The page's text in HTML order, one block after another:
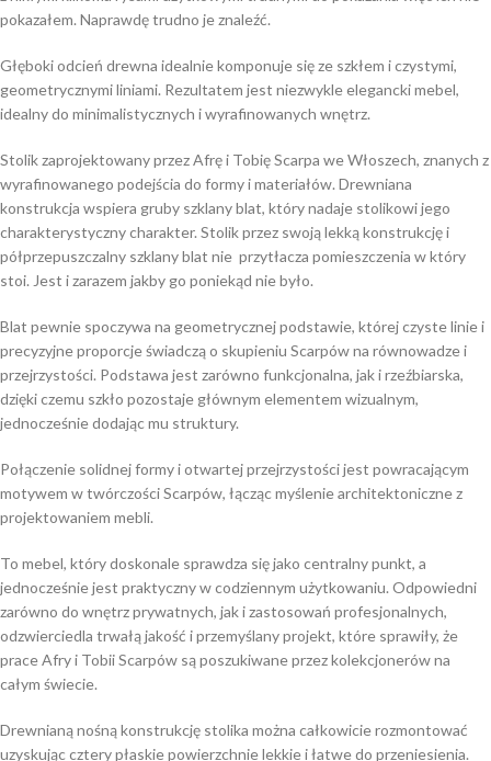
pokazałem. Naprawdę trudno je znaleźć.
Głęboki odcień drewna idealnie komponuje się ze szkłem i czystymi,
geometrycznymi liniami. Rezultatem jest niezwykle elegancki mebel,
idealny do minimalistycznych i wyrafinowanych wnętrz.
Stolik zaprojektowany przez Afrę i Tobię Scarpa we Włoszech, znanych z
wyrafinowanego podejścia do formy i materiałów. Drewniana
konstrukcja wspiera gruby szklany blat, który nadaje stolikowi jego
charakterystyczny charakter. Stolik przez swoją lekką konstrukcję i
półprzepuszczalny szklany blat nie przytłacza pomieszczenia w który
stoi. Jest i zarazem jakby go poniekąd nie było.
Blat pewnie spoczywa na geometrycznej podstawie, której czyste linie i
precyzyjne proporcje świadczą o skupieniu Scarpów na równowadze i
przejrzystości. Podstawa jest zarówno funkcjonalna, jak i rzeźbiarska,
dzięki czemu szkło pozostaje głównym elementem wizualnym,
jednocześnie dodając mu struktury.
Połączenie solidnej formy i otwartej przejrzystości jest powracającym
motywem w twórczości Scarpów, łącząc myślenie architektoniczne z
projektowaniem mebli.
To mebel, który doskonale sprawdza się jako centralny punkt, a
jednocześnie jest praktyczny w codziennym użytkowaniu. Odpowiedni
zarówno do wnętrz prywatnych, jak i zastosowań profesjonalnych,
odzwierciedla trwałą jakość i przemyślany projekt, które sprawiły, że
prace Afry i Tobii Scarpów są poszukiwane przez kolekcjonerów na
całym świecie.
Drewnianą nośną konstrukcję stolika można całkowicie rozmontować
uzyskując cztery płaskie powierzchnie lekkie i łatwe do przeniesienia.